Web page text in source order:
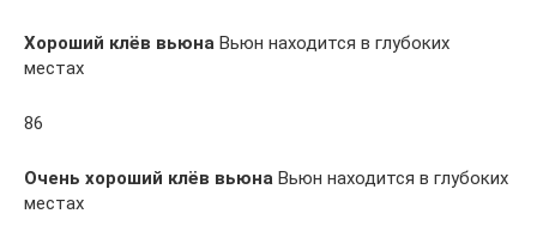
Хороший клёв вьюна Вьюн находится в глубоких
местах
86
Очень хороший клёв вьюна Вьюн находится в глубоких
местах